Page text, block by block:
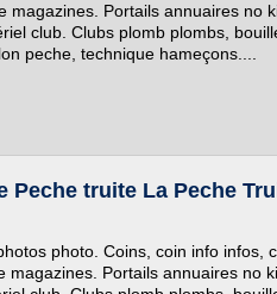
magazines. Portails annuaires no
club. Clubs plomb plombs,
peche, technique hameçons....
Peche truite La Peche
photo. Coins, coin info infos,
Portails annuaires no